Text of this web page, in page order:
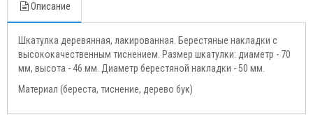
Описание
Шкатулка деревянная, лакированная. Берестяные накладки с
высококачественным тиснением. Размер шкатулки: диаметр - 70
мм, высота - 46 мм. Диаметр берестяной накладки - 50 мм.
Материал (береста, тиснение, дерево бук)